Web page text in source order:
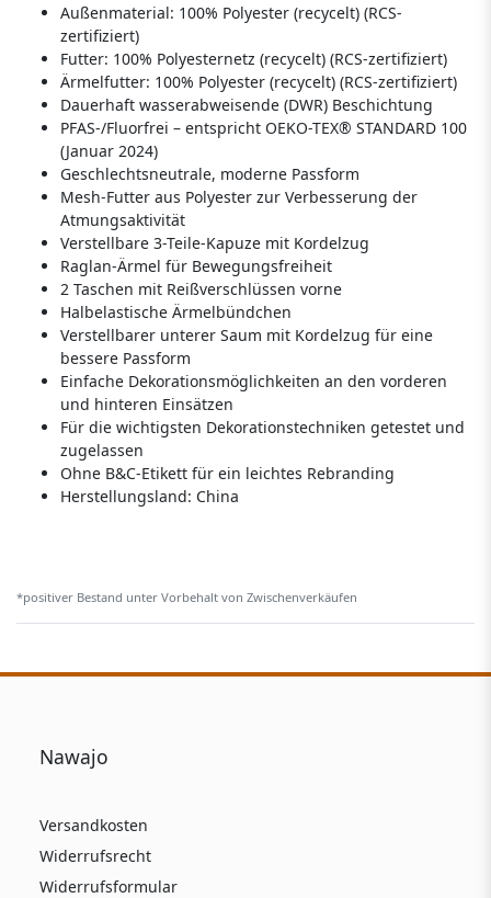
Außenmaterial: 100% Polyester (recycelt) (RCS-
zertifiziert)
Futter: 100% Polyesternetz (recycelt) (RCS-zertifiziert)
Ärmelfutter: 100% Polyester (recycelt) (RCS-zertifiziert)
Dauerhaft wasserabweisende (DWR) Beschichtung
PFAS-/Fluorfrei – entspricht OEKO-TEX® STANDARD 100
(Januar 2024)
Geschlechtsneutrale, moderne Passform
Mesh-Futter aus Polyester zur Verbesserung der
Atmungsaktivität
Verstellbare 3-Teile-Kapuze mit Kordelzug
Raglan-Ärmel für Bewegungsfreiheit
2 Taschen mit Reißverschlüssen vorne
Halbelastische Ärmelbündchen
Verstellbarer unterer Saum mit Kordelzug für eine
bessere Passform
Einfache Dekorationsmöglichkeiten an den vorderen
und hinteren Einsätzen
Für die wichtigsten Dekorationstechniken getestet und
zugelassen
Ohne B&C-Etikett für ein leichtes Rebranding
Herstellungsland: China
*positiver Bestand unter Vorbehalt von Zwischenverkäufen
Nawajo
Versandkosten
Widerrufsrecht
Widerrufsformular